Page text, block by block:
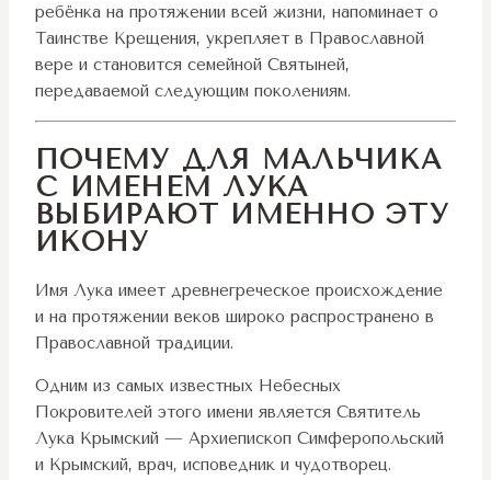
ребёнка на протяжении всей жизни, напоминает о
Таинстве Крещения, укрепляет в Православной
вере и становится семейной Святыней,
передаваемой следующим поколениям.
ПОЧЕМУ ДЛЯ МАЛЬЧИКА
С ИМЕНЕМ ЛУКА
ВЫБИРАЮТ ИМЕННО ЭТУ
ИКОНУ
Имя Лука имеет древнегреческое происхождение
и на протяжении веков широко распространено в
Православной традиции.
Одним из самых известных Небесных
Покровителей этого имени является Святитель
Лука Крымский — Архиепископ Симферопольский
и Крымский, врач, исповедник и чудотворец.